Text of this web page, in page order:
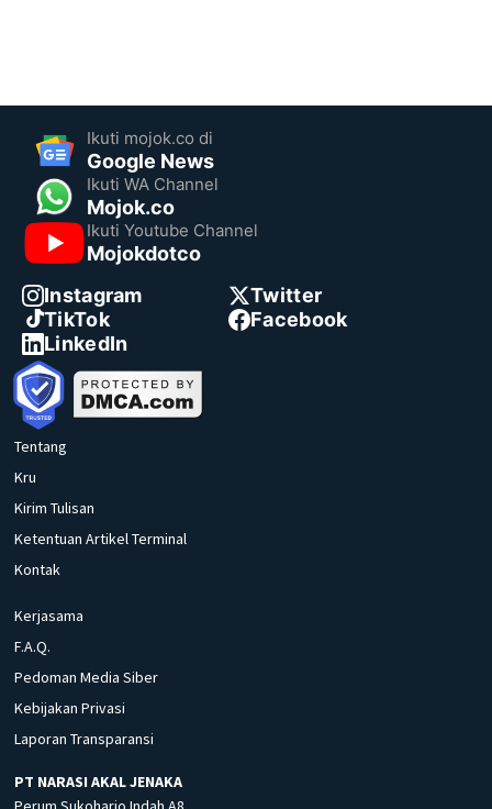
Ikuti mojok.co di
Google News
Ikuti WA Channel
Mojok.co
Ikuti Youtube Channel
Mojokdotco
Instagram
Twitter
TikTok
Facebook
LinkedIn
Tentang
Kru
Kirim Tulisan
Ketentuan Artikel Terminal
Kontak
Kerjasama
F.A.Q.
Pedoman Media Siber
Kebijakan Privasi
Laporan Transparansi
PT NARASI AKAL JENAKA